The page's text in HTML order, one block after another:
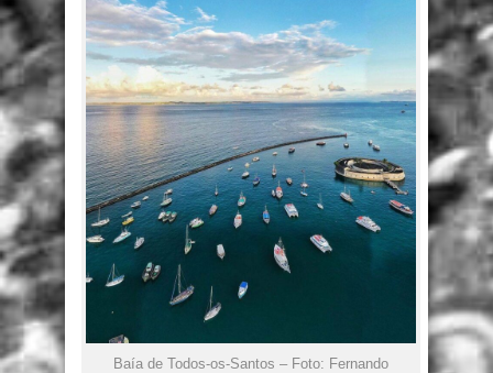
Baía de Todos-os-Santos – Foto: Fernando